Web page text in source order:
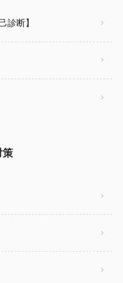
診断】
策